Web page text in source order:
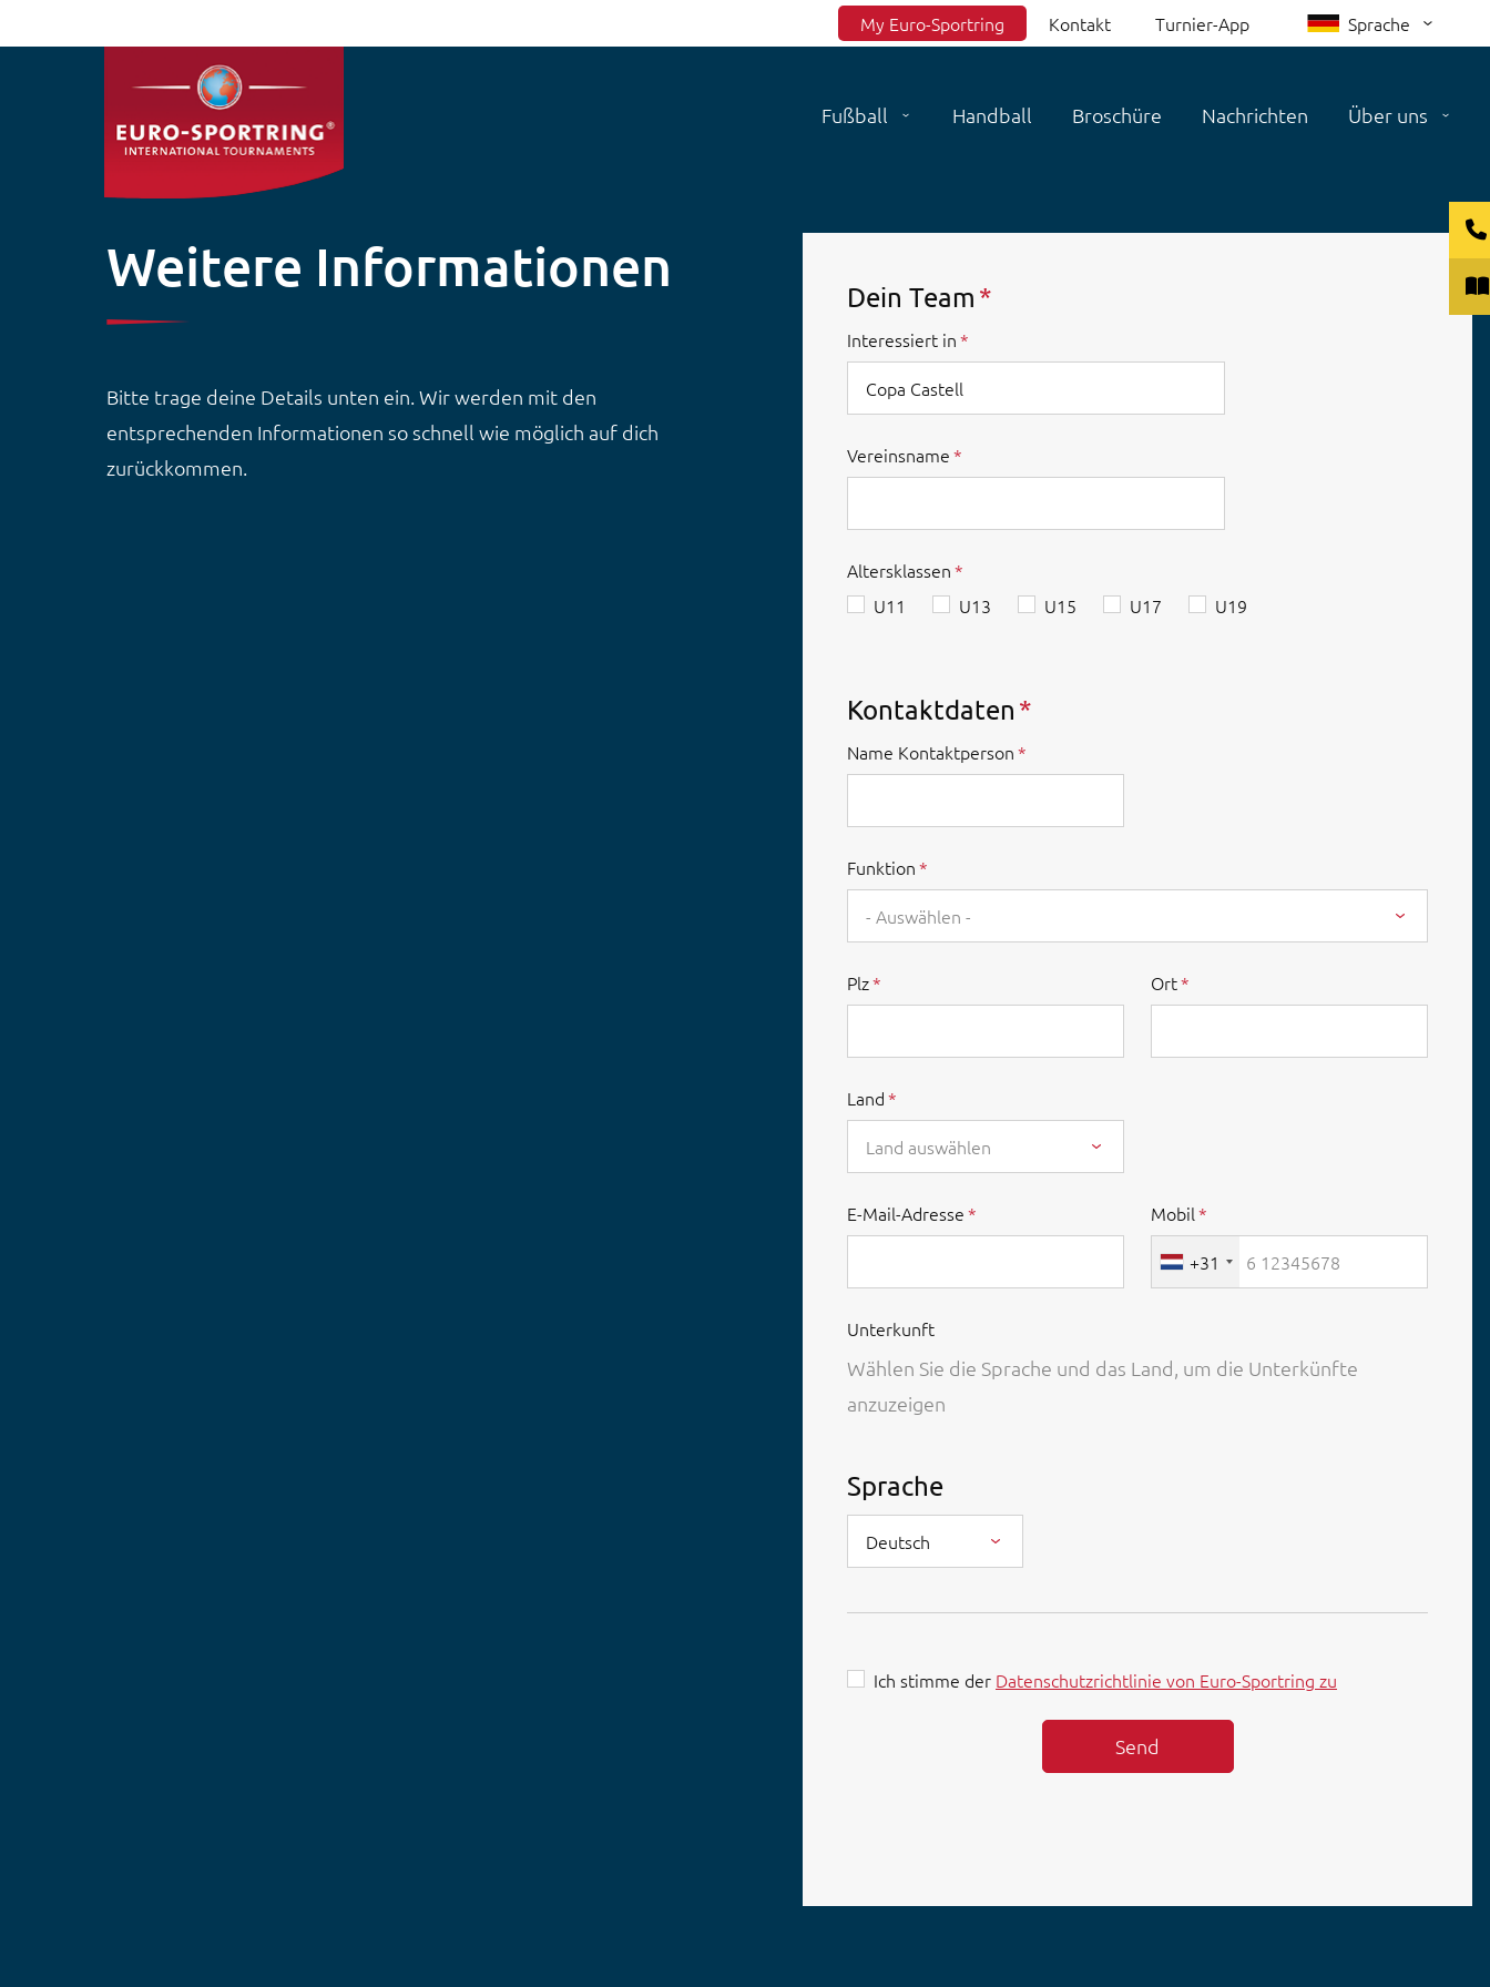
Top menu
My Euro-Sportring Kontakt Turnier-App Sprache
Fußball Handball Broschüre Nachrichten Über uns
Weitere Informationen
Bitte trage deine Details unten ein. Wir werden mit den
entsprechenden Informationen so schnell wie möglich auf dich
zurückkommen.
Dein Team
Interessiert in
Vereinsname
Altersklassen
U11
U13 U15 U17 U19
Kontaktdaten
Name Kontaktperson
Funktion
- Auswählen -
Plz Ort
Land
Land auswählen
E-Mail-Adresse
Mobil
+31
Unterkunft
Wählen Sie die Sprache und das Land, um die Unterkünfte
anzuzeigen
Sprache
Deutsch
Ich stimme der Datenschutzrichtlinie von Euro-Sportring zu
Send